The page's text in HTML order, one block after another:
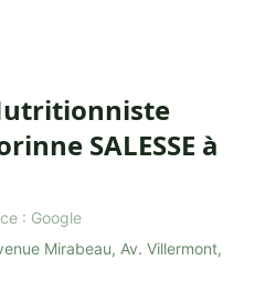
SALESSE à
: Google
Mirabeau, Av. Villermont,